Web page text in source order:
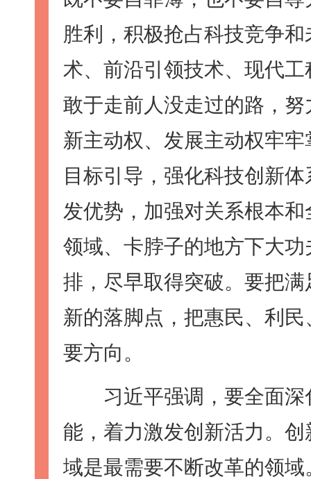
胜利，积极抢占科技竞争
术、前沿引领技术、现代
敢于走前人没走过的路，
新主动权、发展主动权牢
目标引导，强化科技创新
发优势，加强对关系根本
领域、卡脖子的地方下大
排，尽早取得突破。要把
新的落脚点，把惠民、利
要方向。
习近平强调，要全面深
能，着力激发创新活力。
域是最需要不断改革的领